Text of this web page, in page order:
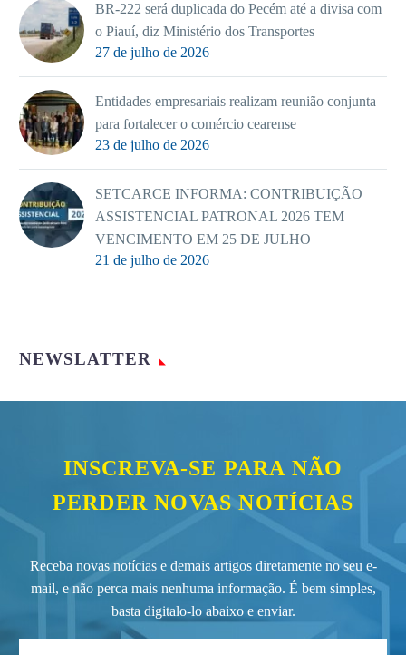
BR-222 será duplicada do Pecém até a divisa com
o Piauí, diz Ministério dos Transportes
27 de julho de 2026
Entidades empresariais realizam reunião conjunta
para fortalecer o comércio cearense
23 de julho de 2026
SETCARCE INFORMA: CONTRIBUIÇÃO
ASSISTENCIAL PATRONAL 2026 TEM
VENCIMENTO EM 25 DE JULHO
21 de julho de 2026
NEWSLATTER
INSCREVA-SE PARA NÃO
PERDER NOVAS NOTÍCIAS
Receba novas notícias e demais artigos diretamente no seu e-
mail, e não perca mais nenhuma informação. É bem simples,
basta digitalo-lo abaixo e enviar.